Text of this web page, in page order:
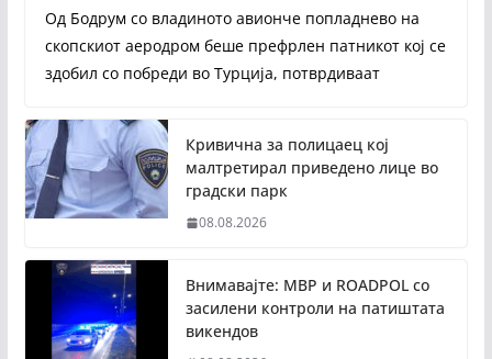
Од Бодрум со владиното авионче попладнево на
скопскиот аеродром беше префрлен патникот кој се
здобил со побреди во Турција, потврдиваат
Кривична за полицаец кој
малтретирал приведено лице во
градски парк
08.08.2026
Внимавајте: МВР и ROADPOL со
засилени контроли на патиштата
викендов